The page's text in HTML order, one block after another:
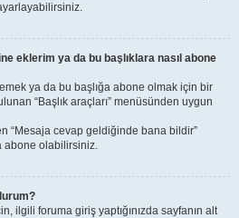
eklerim ya da bu başlıklara nasıl abone
ya da bu başlığa abone olmak için bir
“Başlık araçları” menüsünden uygun
“Mesaja cevap geldiğinde bana bildir”
abone olabilirsiniz.
ilgili foruma giriş yaptığınızda sayfanın alt